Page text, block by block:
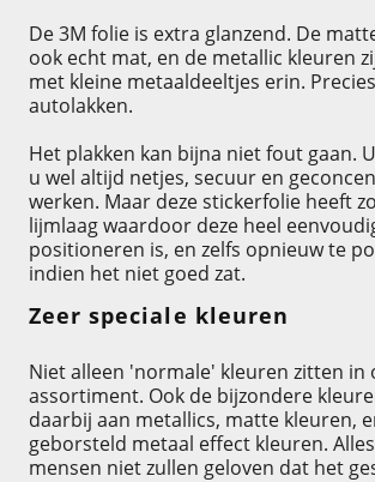
De 3M folie is extra glanzend. De
ook echt mat, en de metallic kleuren
met kleine metaaldeeltjes erin.
autolakken.
Het plakken kan bijna niet fout gaan.
u wel altijd netjes, secuur en
werken. Maar deze stickerfolie heeft
lijmlaag waardoor deze heel
positioneren is, en zelfs opnieuw te
indien het niet goed zat.
Zeer speciale kleuren
Niet alleen 'normale' kleuren zitten in
assortiment. Ook de bijzondere
daarbij aan metallics, matte kleuren,
geborsteld metaal effect kleuren.
mensen niet zullen geloven dat het